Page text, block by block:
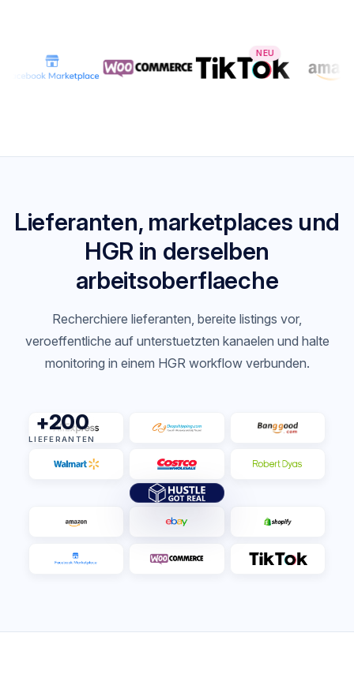
NEU
Lieferanten, marketplaces und
HGR in derselben
arbeitsoberflaeche
Recherchiere lieferanten, bereite listings vor,
veroeffentliche auf unterstuetzten kanaelen und halte
monitoring in einem HGR workflow verbunden.
+200
LIEFERANTEN